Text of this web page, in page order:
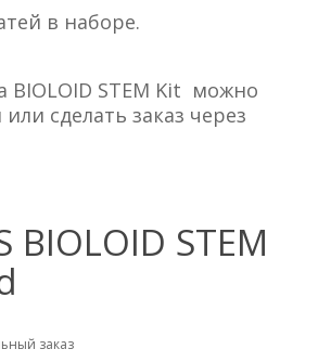
в наборе.
BIOLOID STEM Kit можно
сделать заказ через
BIOLOID STEM
заказ